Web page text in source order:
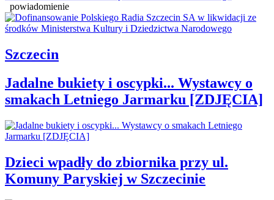
powiadomienie
Szczecin
Jadalne bukiety i oscypki... Wystawcy o
smakach Letniego Jarmarku [ZDJĘCIA]
Dzieci wpadły do zbiornika przy ul.
Komuny Paryskiej w Szczecinie